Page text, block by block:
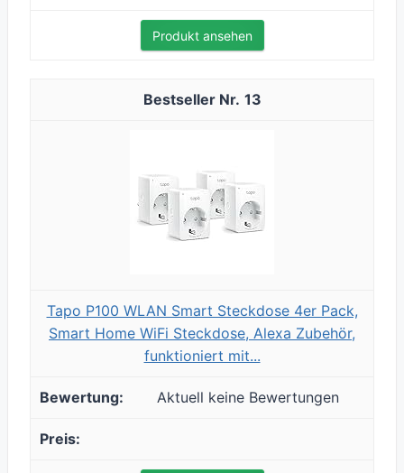
Produkt ansehen
13
Tapo P100 WLAN Smart Steckdose 4er Pack,
Smart Home WiFi Steckdose, Alexa Zubehör,
funktioniert mit...
Aktuell keine Bewertungen